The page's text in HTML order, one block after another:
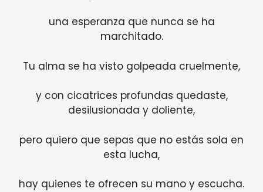
una esperanza que nunca se ha
marchitado.
Tu alma se ha visto golpeada cruelmente,
y con cicatrices profundas quedaste,
desilusionada y doliente,
pero quiero que sepas que no estás sola en
esta lucha,
hay quienes te ofrecen su mano y escucha.